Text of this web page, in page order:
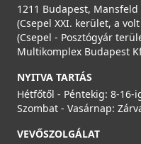
1211 Budapest, Mansfeld
(Csepel XXI. kerület, a
(Csepel - Posztógyár
Multikomplex Budapest
NYITVA TARTÁS
Hétfőtől - Péntekig: 8-16-
Szombat - Vasárnap:
VEVŐSZOLGÁLAT